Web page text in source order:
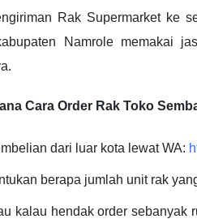
Rak Supermarket ke
Namrole memakai
Cara Order Rak Toko
dari luar kota lewat WA:
berapa jumlah unit rak
kalau hendak order sebanyak